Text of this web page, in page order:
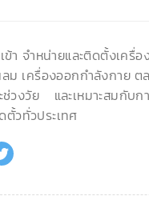
า จำหน่ายและติดตั้งเครื่อ
ม เครื่องออกกำลังกาย ต
วงวัย และเหมาะสมกับก
วทั่วประเทศ